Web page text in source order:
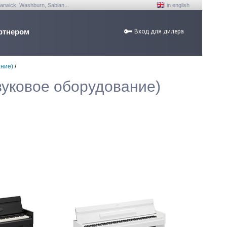
Washburn, Sabian... in english
Вход для дилера
/
оборудование)